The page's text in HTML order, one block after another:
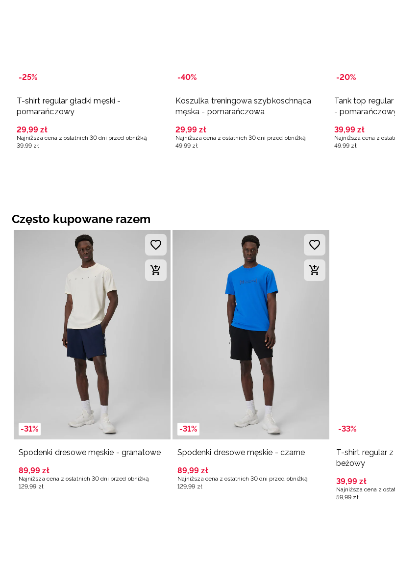
-25%
T-shirt regular gładki męski -
pomarańczowy
29,99 zł
Najniższa cena z ostatnich 30 dni przed obniżką
39,99 zł
-40%
Koszulka treningowa szybkoschnąca
męska - pomarańczowa
29,99 zł
Najniższa cena z ostatnich 30 dni przed obniżką
49,99 zł
-20%
Tank top
-
39,99 zł
Najniższa cena z
49,99 zł
Często kupowane razem
-31%
Spodenki dresowe męskie - granatowe
89,99 zł
Najniższa cena z ostatnich 30 dni przed obniżką
129 ,99 zł
-31%
Spodenki dresowe męskie - czarne
89,99 zł
Najniższa cena z ostatnich 30 dni przed obniżką
129 ,99 zł
-33%
T-shirt regular
beżowy
39,99 zł
Najniższa cena z
59 ,99 zł